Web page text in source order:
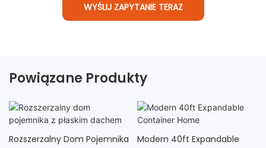
WYŚLIJ ZAPYTANIE TERAZ
Powiązane Produkty
Rozszerzalny Dom Pojemnika
Modern 40ft Expandable